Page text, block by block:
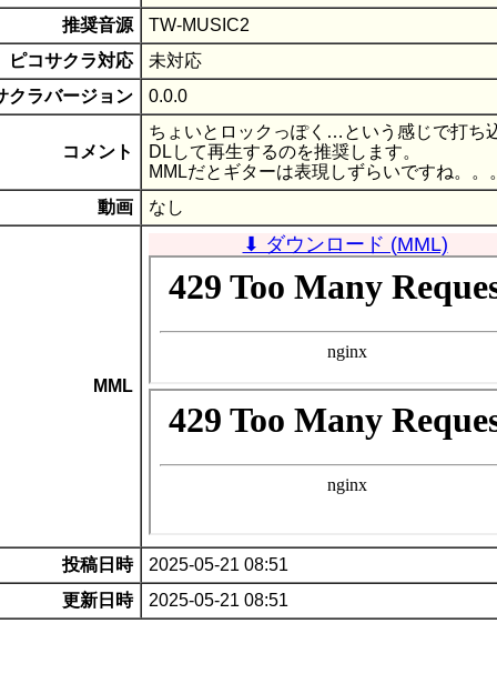
推奨音源
TW-MUSIC2
ピコサクラ対応
未対応
クラバージョン
0.0.0
コメント
ちょいとロックっぽく…という感じで打ち
DLして再生するのを推奨します。
MMLだとギターは表現しずらいですね。。。
動画
なし
MML
⬇ ダウンロード (MML)
投稿日時
2025-05-21 08:51
更新日時
2025-05-21 08:51